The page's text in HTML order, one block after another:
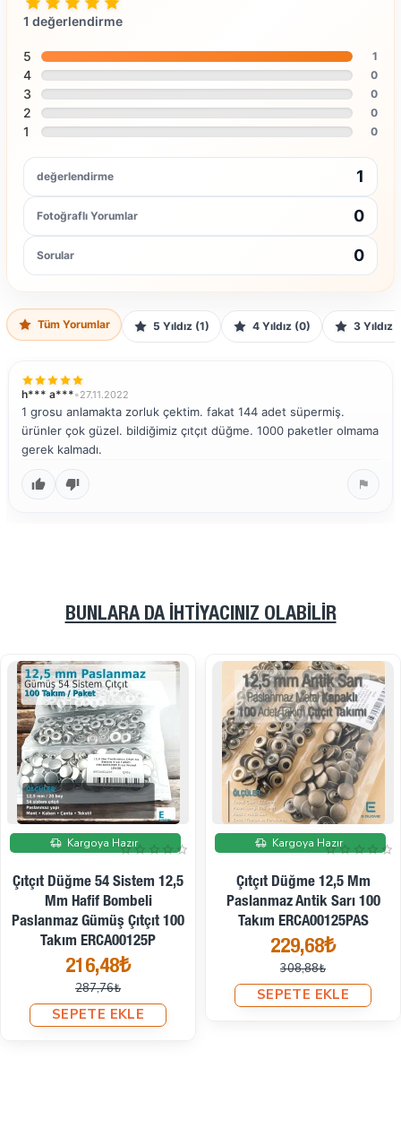
1 değerlendirme
5 1
4 0
3 0
2 0
1 0
değerlendirme 1
Fotoğraflı Yorumlar 0
Sorular 0
Tüm Yorumlar 5 Yıldız (1) 4 Yıldız (0) 3 Yıldız
h*** a***•27.11.2022
1 grosu anlamakta zorluk çektim. fakat 144 adet süpermiş.
ürünler çok güzel. bildiğimiz çıtçıt düğme. 1000 paketler olmama
gerek kalmadı.
BUNLARA DA İHTIYACINIZ OLABILIR
İndirimde
Kargoya Hazır
Çıtçıt Düğme 54 Sistem 12,5
Mm Hafif Bombeli
Paslanmaz Gümüş Çıtçıt 100
Takım ERCA00125P
216,48₺
287,76₺
SEPETE EKLE
İndirimde
Kargoya Hazır
Çıtçıt Düğme 12,5 Mm
Paslanmaz Antik Sarı 100
Takım ERCA00125PAS
229,68₺
308,88₺
SEPETE EKLE